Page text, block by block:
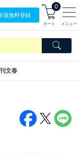
規無料登録
0
カート メニュー
文春